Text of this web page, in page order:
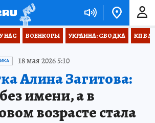
НАС ВОЕНКОРЫ УКРАИНА: СВОДКА КП В
18 мая 2026 5:10
Алина Загитова:
имени, а в
возрасте стала